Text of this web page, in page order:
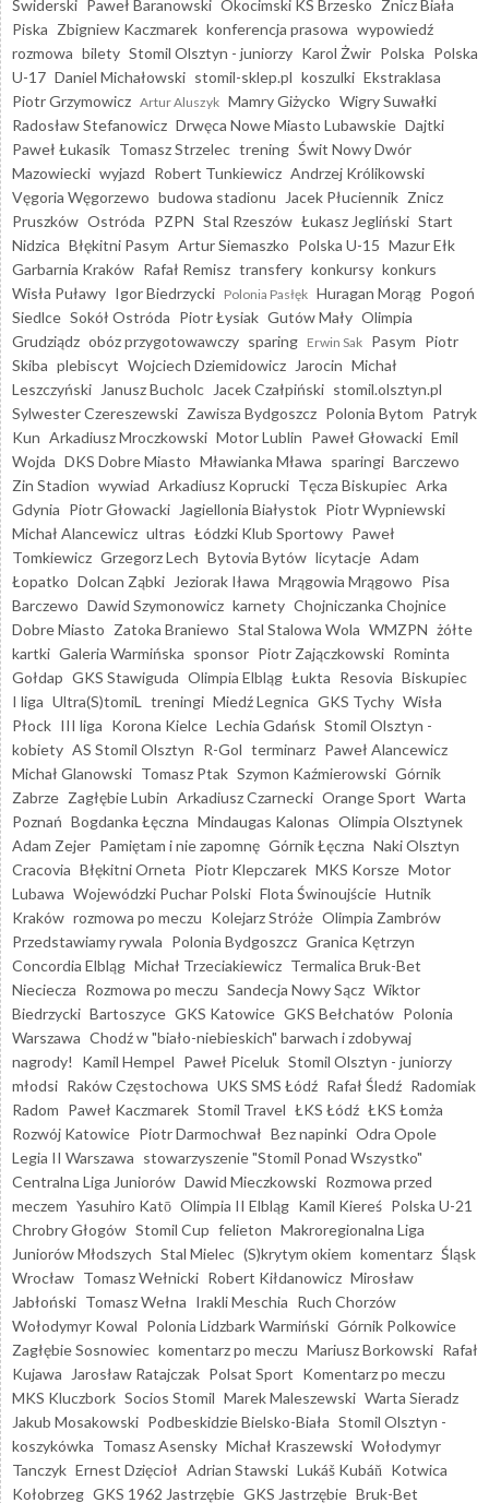
Świderski Paweł Baranowski Okocimski KS Brzesko Znicz Biała
Piska Zbigniew Kaczmarek konferencja prasowa wypowiedź
rozmowa bilety Stomil Olsztyn - juniorzy Karol Żwir Polska Polska
U-17 Daniel Michałowski stomil-sklep.pl koszulki Ekstraklasa
Piotr Grzymowicz Artur Aluszyk Mamry Giżycko Wigry Suwałki
Radosław Stefanowicz Drwęca Nowe Miasto Lubawskie Dajtki
Paweł Łukasik Tomasz Strzelec trening Świt Nowy Dwór
Mazowiecki wyjazd Robert Tunkiewicz Andrzej Królikowski
Vęgoria Węgorzewo budowa stadionu Jacek Płuciennik Znicz
Pruszków Ostróda PZPN Stal Rzeszów Łukasz Jegliński Start
Nidzica Błękitni Pasym Artur Siemaszko Polska U-15 Mazur Ełk
Garbarnia Kraków Rafał Remisz transfery konkursy konkurs
Wisła Puławy Igor Biedrzycki Polonia Pasłęk Huragan Morąg Pogoń
Siedlce Sokół Ostróda Piotr Łysiak Gutów Mały Olimpia
Grudziądz obóz przygotowawczy sparing Erwin Sak Pasym Piotr
Skiba plebiscyt Wojciech Dziemidowicz Jarocin Michał
Leszczyński
Janusz Bucholc Jacek Czałpiński stomil.olsztyn.pl
Sylwester Czereszewski Zawisza Bydgoszcz Polonia Bytom Patryk
Kun Arkadiusz Mroczkowski Motor Lublin Paweł Głowacki Emil
Wojda DKS Dobre Miasto Mławianka Mława sparingi Barczewo
Zin Stadion wywiad Arkadiusz Koprucki Tęcza Biskupiec Arka
Gdynia Piotr Głowacki Jagiellonia Białystok Piotr Wypniewski
Michał Alancewicz ultras Łódzki Klub Sportowy Paweł
Tomkiewicz Grzegorz Lech Bytovia Bytów licytacje Adam
Łopatko Dolcan Ząbki Jeziorak Iława Mrągowia Mrągowo Pisa
Barczewo Dawid Szymonowicz karnety Chojniczanka Chojnice
Dobre Miasto Zatoka Braniewo Stal Stalowa Wola WMZPN żółte
kartki Galeria Warmińska sponsor Piotr Zajączkowski Rominta
Gołdap GKS Stawiguda Olimpia Elbląg Łukta Resovia Biskupiec
I liga Ultra(S)tomiL treningi Miedź Legnica GKS Tychy Wisła
Płock III liga Korona Kielce Lechia Gdańsk Stomil Olsztyn -
kobiety AS Stomil Olsztyn R-Gol terminarz Paweł Alancewicz
Michał Glanowski Tomasz Ptak Szymon Kaźmierowski Górnik
Zabrze Zagłębie Lubin Arkadiusz Czarnecki Orange Sport Warta
Poznań Bogdanka Łęczna Mindaugas Kalonas Olimpia Olsztynek
Adam Zejer Pamiętam i nie zapomnę Górnik Łęczna Naki Olsztyn
Cracovia Błękitni Orneta Piotr Klepczarek MKS Korsze Motor
Lubawa Wojewódzki Puchar Polski Flota Świnoujście Hutnik
Kraków rozmowa po meczu Kolejarz Stróże Olimpia Zambrów
Przedstawiamy rywala Polonia Bydgoszcz Granica Kętrzyn
Concordia Elbląg Michał Trzeciakiewicz Termalica Bruk-Bet
Nieciecza Rozmowa po meczu Sandecja Nowy Sącz Wiktor
Biedrzycki Bartoszyce GKS Katowice GKS Bełchatów Polonia
Warszawa Chodź w "biało-niebieskich" barwach i zdobywaj
nagrody!
Kamil Hempel Paweł Piceluk Stomil Olsztyn - juniorzy
młodsi Raków Częstochowa UKS SMS Łódź Rafał Śledź Radomiak
Radom Paweł Kaczmarek Stomil Travel ŁKS Łódź ŁKS Łomża
Rozwój Katowice Piotr Darmochwał Bez napinki Odra Opole
Legia II Warszawa stowarzyszenie "Stomil Ponad Wszystko"
Centralna Liga Juniorów Dawid Mieczkowski Rozmowa przed
meczem Yasuhiro Katō Olimpia II Elbląg Kamil Kiereś Polska U-21
Chrobry Głogów Stomil Cup felieton Makroregionalna Liga
Juniorów Młodszych Stal Mielec (S)krytym okiem komentarz Śląsk
Wrocław Tomasz Wełnicki Robert Kiłdanowicz Mirosław
Jabłoński Tomasz Wełna Irakli Meschia Ruch Chorzów
Wołodymyr Kowal Polonia Lidzbark Warmiński Górnik Polkowice
Zagłębie Sosnowiec komentarz po meczu Mariusz Borkowski Rafał
Kujawa
Jarosław Ratajczak Polsat Sport Komentarz po meczu
MKS Kluczbork Socios Stomil Marek Maleszewski Warta Sieradz
Jakub Mosakowski Podbeskidzie Bielsko-Biała Stomil Olsztyn -
koszykówka Tomasz Asensky Michał Kraszewski Wołodymyr
Tanczyk Ernest Dzięcioł Adrian Stawski Lukáš Kubáň Kotwica
Kołobrzeg GKS 1962 Jastrzębie GKS Jastrzębie Bruk-Bet